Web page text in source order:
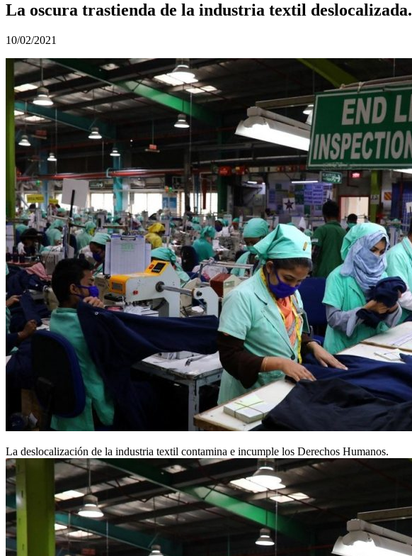
La oscura trastienda de la industria textil deslocalizada.
10/02/2021
La deslocalización de la industria textil contamina e incumple los Derechos Humanos.